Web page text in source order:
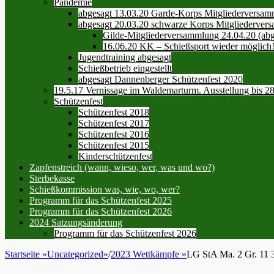
Pandemie
abgesagt 13.03.20 Garde-Korps
abgesagt 20.03.20 schwarze Korps
Gilde-Mitgliederversammlung 24.04.20
16.06.20 KK – Schießsport wieder möglich!
Jugendtraining abgesagt
Schießbetrieb eingestellt
abgesagt Dannenberger Schützenfest 2020
19.5.17 Vernissage im Waldemarturm. Ausstellung bis
Schützenfest
Schützenfest 2018
Schützenfest 2017
Schützenfest 2016
Schützenfest 2015
Kinderschützenfest
Zapfenstreich (wann, wieso, wer, was und wo?)
Sterbekasse
Schießkommission was, wie, wo, wer?
Programm für das Schützenfest 2025
Programm für das Schützenfest 2026
2024 Satzungsänderung
Programm für das Schützenfest 2026
Startseite »Uncategorized»/2023 Wettkämpfe »LG StA Ma. 2 Gr. 11